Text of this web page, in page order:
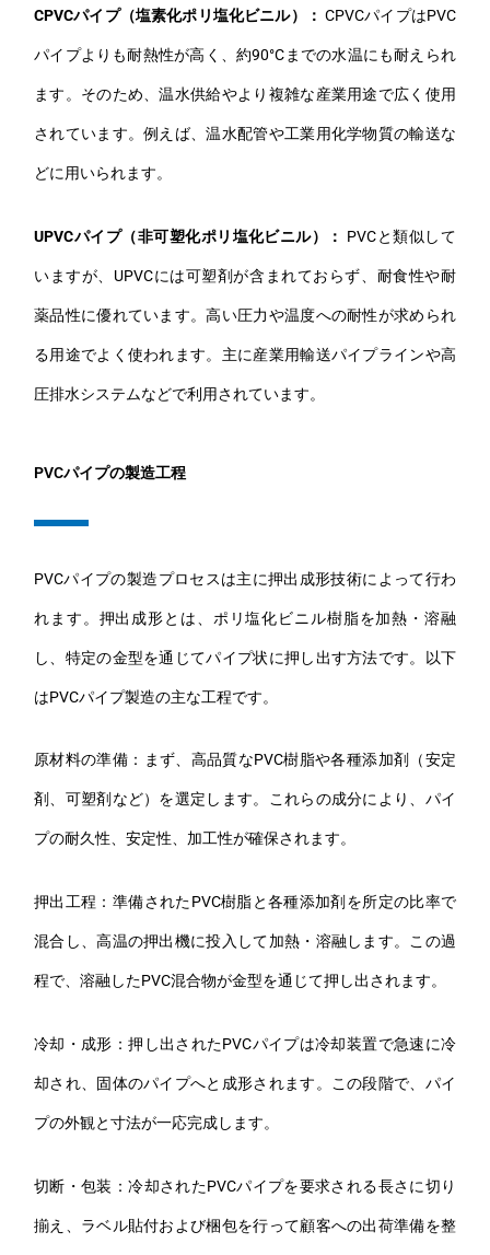
CPVCパイプ（塩素化ポリ塩化ビニル）： CPVCパイプはPVC
パイプよりも耐熱性が高く、約90°Cまでの水温にも耐えられ
ます。そのため、温水供給やより複雑な産業用途で広く使用
されています。例えば、温水配管や工業用化学物質の輸送な
どに用いられます。
UPVCパイプ（非可塑化ポリ塩化ビニル）： PVCと類似して
いますが、UPVCには可塑剤が含まれておらず、耐食性や耐
薬品性に優れています。高い圧力や温度への耐性が求められ
る用途でよく使われます。主に産業用輸送パイプラインや高
圧排水システムなどで利用されています。
PVCパイプの製造工程
PVCパイプの製造プロセスは主に押出成形技術によって行わ
れます。押出成形とは、ポリ塩化ビニル樹脂を加熱・溶融
し、特定の金型を通じてパイプ状に押し出す方法です。以下
はPVCパイプ製造の主な工程です。
原材料の準備：まず、高品質なPVC樹脂や各種添加剤（安定
剤、可塑剤など）を選定します。これらの成分により、パイ
プの耐久性、安定性、加工性が確保されます。
押出工程：準備されたPVC樹脂と各種添加剤を所定の比率で
混合し、高温の押出機に投入して加熱・溶融します。この過
程で、溶融したPVC混合物が金型を通じて押し出されます。
冷却・成形：押し出されたPVCパイプは冷却装置で急速に冷
却され、固体のパイプへと成形されます。この段階で、パイ
プの外観と寸法が一応完成します。
切断・包装：冷却されたPVCパイプを要求される長さに切り
揃え、ラベル貼付および梱包を行って顧客への出荷準備を整